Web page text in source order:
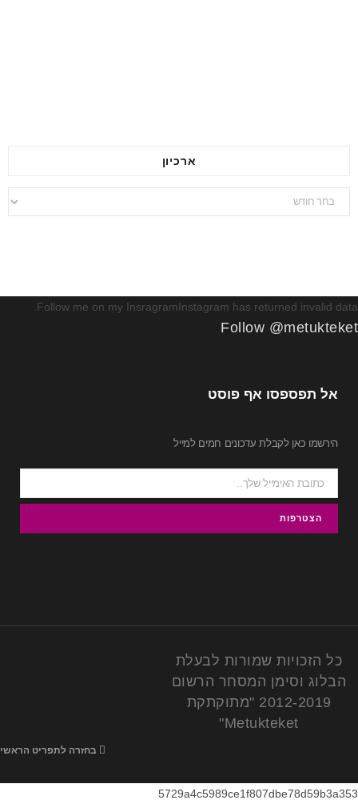
ארכיון
ארכיון
Follow me on my InsragramInstagram has returned invalid data.
Follow @metukteket
אל תפספסו אף פוסט
הירשמו כאן לקבלת עדכונים חמים למייל
כל הזכויות שמורות לבעלת
הבלוג וסימן המסחר הרשום
2012-2019 "מתוקתקת
Metukteket"
בחזרה לתפריט הראשי
5729a4c5989ce1f807dbe78d59b3a353